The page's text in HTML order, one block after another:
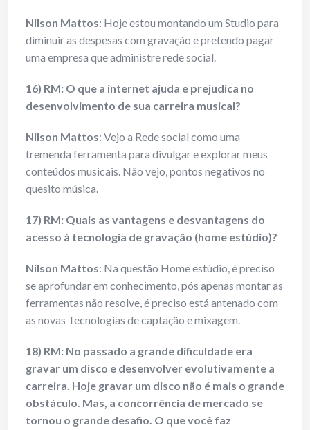
Nilson Mattos: Hoje estou montando um Studio para
diminuir as despesas com gravação e pretendo pagar
uma empresa que administre rede social.
16) RM: O que a internet ajuda e prejudica no
desenvolvimento de sua carreira musical?
Nilson Mattos: Vejo a Rede social como uma
tremenda ferramenta para divulgar e explorar meus
conteúdos musicais. Não vejo, pontos negativos no
quesito música.
17) RM: Quais as vantagens e desvantagens do
acesso à tecnologia de gravação (home estúdio)?
Nilson Mattos: Na questão Home estúdio, é preciso
se aprofundar em conhecimento, pós apenas montar as
ferramentas não resolve, é preciso está antenado com
as novas Tecnologias de captação e mixagem.
18) RM: No passado a grande dificuldade era
gravar um disco e desenvolver evolutivamente a
carreira. Hoje gravar um disco não é mais o grande
obstáculo. Mas, a concorrência de mercado se
tornou o grande desafio. O que você faz